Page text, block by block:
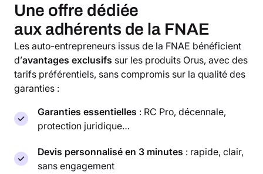
Une offre dédiée
aux adhérents de la FNAE
Les auto-entrepreneurs issus de la FNAE bénéficient
d’avantages exclusifs sur les produits Orus, avec des
tarifs préférentiels, sans compromis sur la qualité des
garanties :
Garanties essentielles : RC Pro, décennale,
protection juridique…
Devis personnalisé en 3 minutes : rapide, clair,
sans engagement